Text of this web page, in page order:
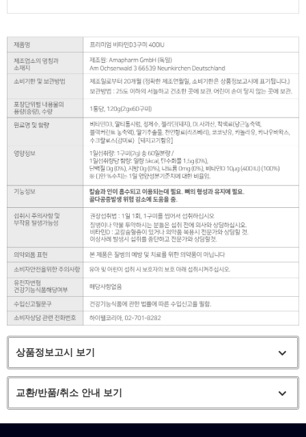
상품정보고시 보기
교환/반품/취소 안내 보기